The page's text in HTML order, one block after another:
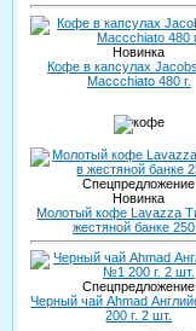
Новинка
Кофе в капсулах
Maccchiato 480 г.
Спецпредложение
Новинка
Молотый кофе Lavazza
жестяной банке 250
Спецпредложение
Черный чай Ahmad
200 г. 2 шт.